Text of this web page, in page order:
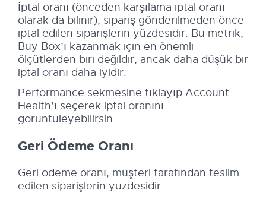
İptal oranı (önceden karşılama iptal oranı
olarak da bilinir), sipariş gönderilmeden önce
iptal edilen siparişlerin yüzdesidir. Bu metrik,
Buy Box’ı kazanmak için en önemli
ölçütlerden biri değildir, ancak daha düşük bir
iptal oranı daha iyidir.
Performance sekmesine tıklayıp Account
Health’ı seçerek iptal oranını
görüntüleyebilirsin.
Geri Ödeme Oranı
Geri ödeme oranı, müşteri tarafından teslim
edilen siparişlerin yüzdesidir.